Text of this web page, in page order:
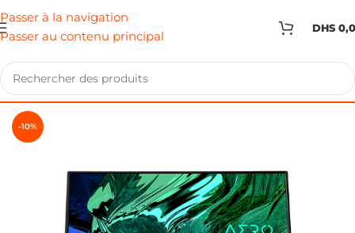
Passer à la navigation
Passer au contenu principal
DHS
-10%